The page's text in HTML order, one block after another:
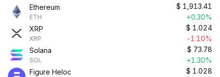
Ethereum
ETH
$ 1,913.41
+0.30%
XRP
XRP
$ 1.024
-1.10%
Solana
SOL
$ 73.78
+1.30%
Figure Heloc
$ 1.028